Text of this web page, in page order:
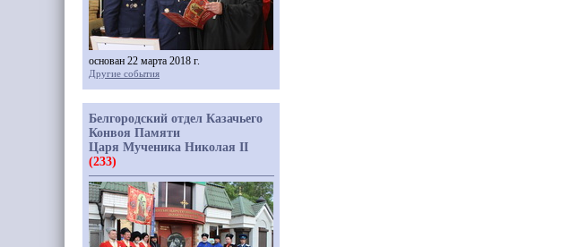
основан 22 марта 2018 г.
Другие события
Белгородский отдел Казачьего
Конвоя Памяти
Царя Мученика Николая II
(233)